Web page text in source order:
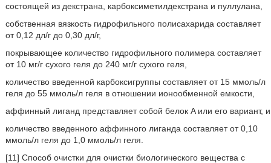
состоящей из декстрана, карбоксиметилдекстрана и пуллулана,
собственная вязкость гидрофильного полисахарида составляет
от 0,12 дл/г до 0,30 дл/г,
покрывающее количество гидрофильного полимера составляет
от 10 мг/г сухого геля до 240 мг/г сухого геля,
количество введенной карбоксигруппы составляет от 15 ммоль/л
геля до 55 ммоль/л геля в отношении ионообменной емкости,
аффинный лиганд представляет собой белок A или его вариант, и
количество введенного аффинного лиганда составляет от 0,10
ммоль/л геля до 1,0 ммоль/л геля.
[11] Способ очистки для очистки биологического вещества с